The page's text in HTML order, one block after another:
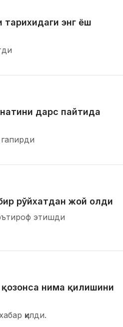
энг ёш
дарс пайтида
рўйхатдан жой олди
этишди
нима қилишини
қилди.